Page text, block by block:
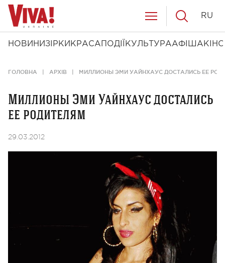
НОВИНИ ЗІРКИ КРАСА ПОДІЇ КУЛЬТУРААФІША КІНО
RU
ГОЛОВНА АРХІВ МИЛЛИОНЫ ЭМИ УАЙНХАУС ДОСТАЛИСЬ ЕЕ
Миллионы Эми Уайнхаус достались
ее родителям
29.03.2012